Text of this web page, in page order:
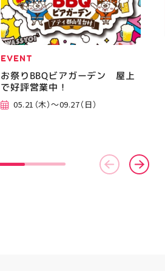
EVENT
お祭りBBQビアガーデン 屋上
で好評営業中！
05.21（木）～09.27（日）